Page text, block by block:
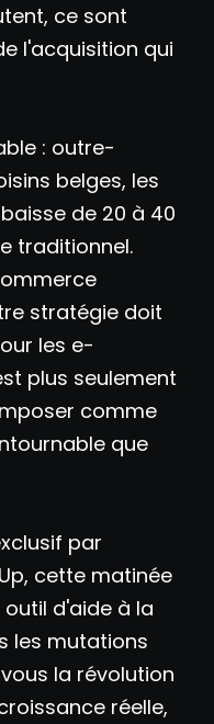
ce sont
l'acquisition qui
: outre-
belges, les
de 20 à 40
traditionnel.
stratégie doit
les e-
plus seulement
comme
que
par
cette matinée
d'aide à la
les mutations
la révolution
réelle,